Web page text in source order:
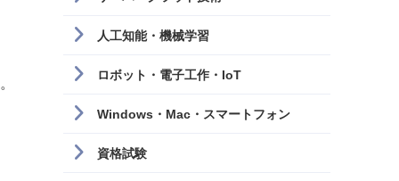
人工知能・機械学習
ロボット・電子工作・IoT
Windows・Mac・スマートフォン
資格試験